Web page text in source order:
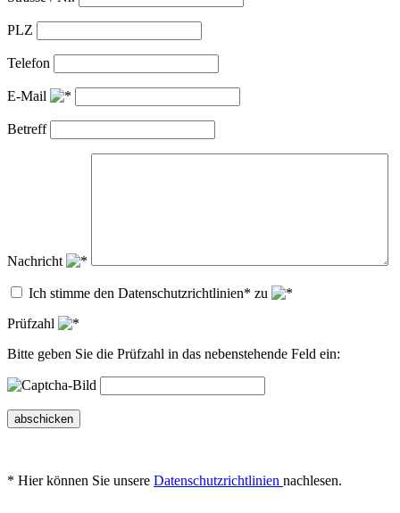
PLZ
Telefon
E-Mail
Betreff
Nachricht
Ich stimme den Datenschutzrichtlinien* zu
Prüfzahl
Bitte geben Sie die Prüfzahl in das nebenstehende Feld ein:
abschicken
* Hier können Sie unsere Datenschutzrichtlinien nachlesen.